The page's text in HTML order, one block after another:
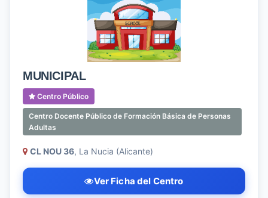
MUNICIPAL
Centro Público
Centro Docente Público de Formación Básica de Personas
Adultas
CL NOU 36, La Nucia (Alicante)
Ver Ficha del Centro